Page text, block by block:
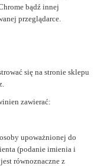
bądź innej
przeglądarce.
się na stronie sklepu
zawierać:
upoważnionej do
(podanie imienia i
równoznaczne z